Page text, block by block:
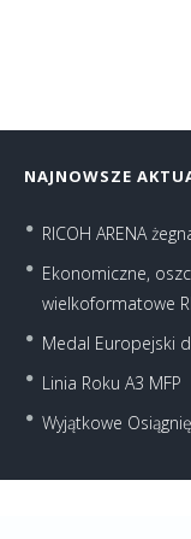
NAJNOWSZE
RICOH ARENA
Ekonomiczne,
wielkoformatowe
Medal Europejski
Linia Roku A3 MFP
Wyjątkowe